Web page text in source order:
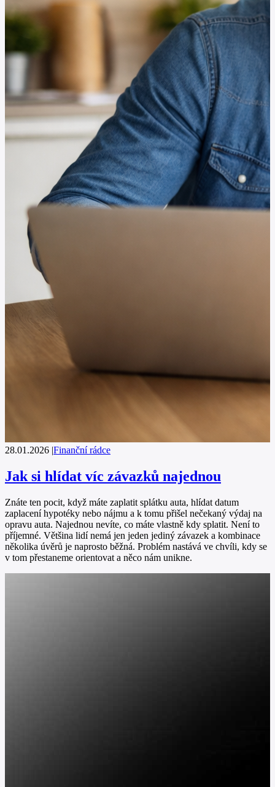
28.01.2026 |Finanční rádce
Jak si hlídat víc závazků najednou
Znáte ten pocit, když máte zaplatit splátku auta, hlídat datum
zaplacení hypotéky nebo nájmu a k tomu přišel nečekaný výdaj na
opravu auta. Najednou nevíte, co máte vlastně kdy splatit. Není to
příjemné. Většina lidí nemá jen jeden jediný závazek a kombinace
několika úvěrů je naprosto běžná. Problém nastává ve chvíli, kdy se
v tom přestaneme orientovat a něco nám unikne.